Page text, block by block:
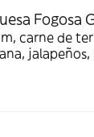
Fogosa
carne de